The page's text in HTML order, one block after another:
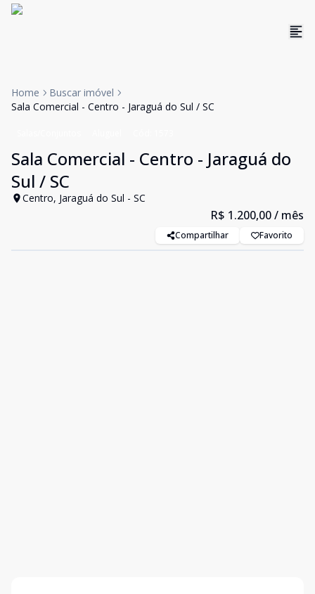
Home
Buscar imóvel
Sala Comercial - Centro - Jaraguá do Sul / SC
Sala Comercial - Centro - Jaraguá do
Sul / SC
Centro, Jaraguá do Sul - SC
R$ 1.200,00/ mês
Compartilhar Favorito